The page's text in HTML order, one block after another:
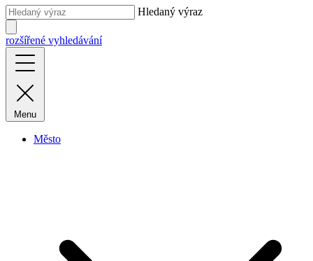
Hledaný výraz
rozšířené vyhledávání
Menu
Město